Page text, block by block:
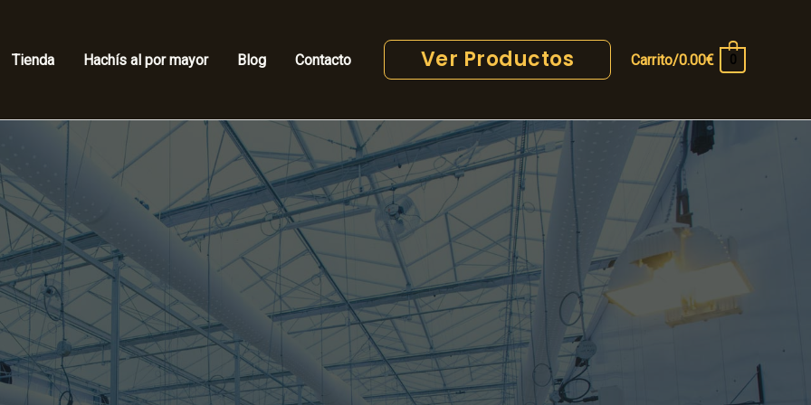
Tienda Hachís al por mayor Blog Contacto Ver Productos Carrito/0.00€ 0